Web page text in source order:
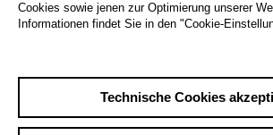
Cookies sowie jenen zur Optimierung unserer
Informationen findet Sie in den "Cookie-
Technische Cookies